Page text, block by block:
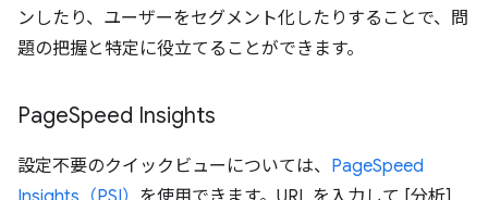
ンしたり、ユーザーをセグメント化したりすることで、問
題の把握と特定に役立てることができます。
PageSpeed Insights
設定不要のクイックビューについては、 PageSpeed